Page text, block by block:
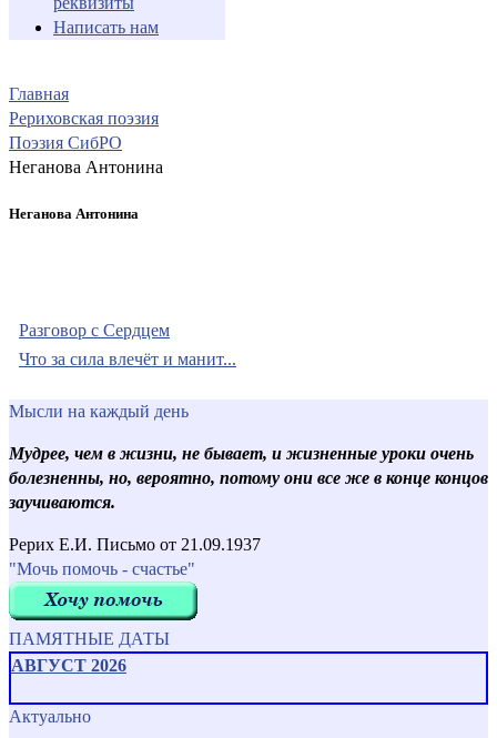
Написать нам
Главная
Рериховская поэзия
Поэзия СибРО
Неганова Антонина
Неганова Антонина
Разговор с Сердцем
Что за сила влечёт и манит...
Мысли на каждый день
Мудрее, чем в жизни, не бывает, и жизненные уроки очень
болезненны, но, вероятно, потому они все же в конце концов
заучиваются.
Рерих Е.И. Письмо от 21.09.1937
"Мочь помочь - счастье"
ПАМЯТНЫЕ ДАТЫ
АВГУСТ 2026
Актуально